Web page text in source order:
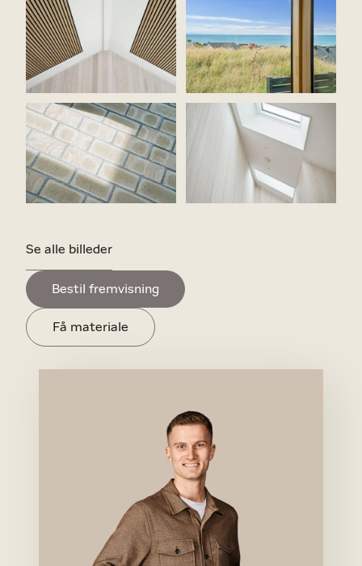
Se alle billeder
Bestil fremvisning
Få materiale